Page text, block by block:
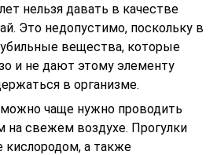
нельзя давать в качестве
Это недопустимо, поскольку в
вещества, которые
и не дают этому элементу
в организме.
чаще нужно проводить
свежем воздухе. Прогулки
а также